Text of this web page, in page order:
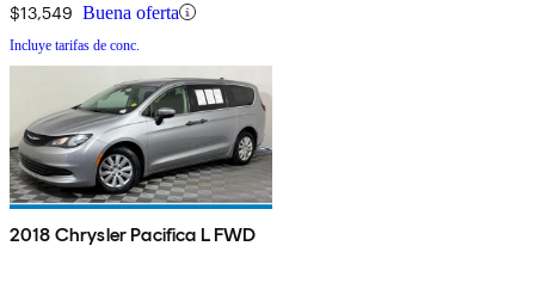
$13,549 Buena oferta
Incluye tarifas de conc.
2018 Chrysler Pacifica L FWD